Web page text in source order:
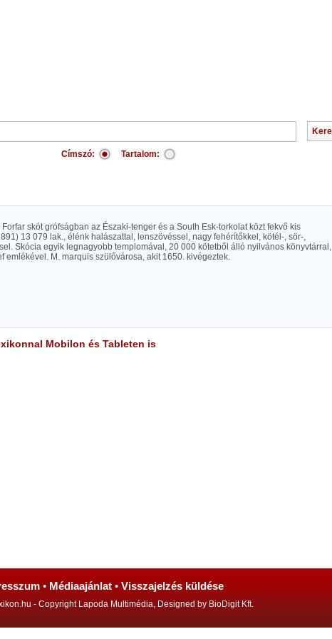
Címszó: Tartalom:
skót grófságban az Északi-tenger és a South Esk-torkolat közt fekvő kis
13 079 lak., élénk halászattal, lenszövéssel, nagy fehérítőkkel, kötél-, sör-,
Skócia egyik legnagyobb templomával, 20 000 kötetből álló nyilvános könyvtárral,
emlékével. M. marquis szülővárosa, akit 1650. kivégeztek.
Mobilon és Tableten is
• Médiaajánlat • Visszajelzés küldése
- Copyright Lapoda Multimédia, Designed by BioDigit Kft.